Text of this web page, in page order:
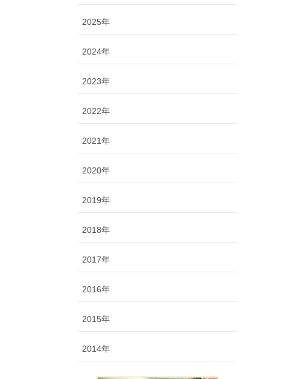
2025年
2024年
2023年
2022年
2021年
2020年
2019年
2018年
2017年
2016年
2015年
2014年